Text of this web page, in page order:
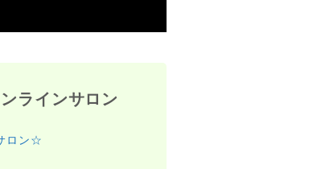
ラインサロン
ロン☆